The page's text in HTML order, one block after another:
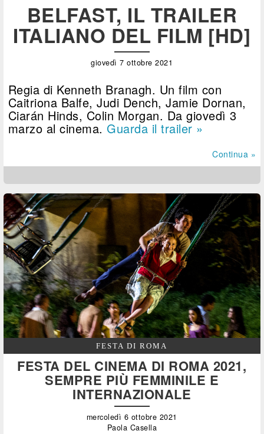
BELFAST, IL TRAILER
ITALIANO DEL FILM [HD]
giovedì 7 ottobre 2021
Regia di Kenneth Branagh. Un film con
Caitriona Balfe, Judi Dench, Jamie Dornan,
Ciarán Hinds, Colin Morgan. Da giovedì 3
marzo al cinema. Guarda il trailer »
Continua »
FESTA DI ROMA
FESTA DEL CINEMA DI ROMA 2021,
SEMPRE PIÙ FEMMINILE E
INTERNAZIONALE
mercoledì 6 ottobre 2021
Paola Casella